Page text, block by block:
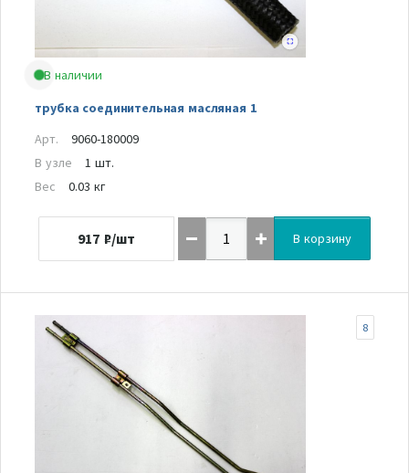
В наличии
трубка соединительная масляная 1
Арт.
9060-180009
В узле
1 шт.
Вес
0.03 кг
917 ₽/шт В корзину
8